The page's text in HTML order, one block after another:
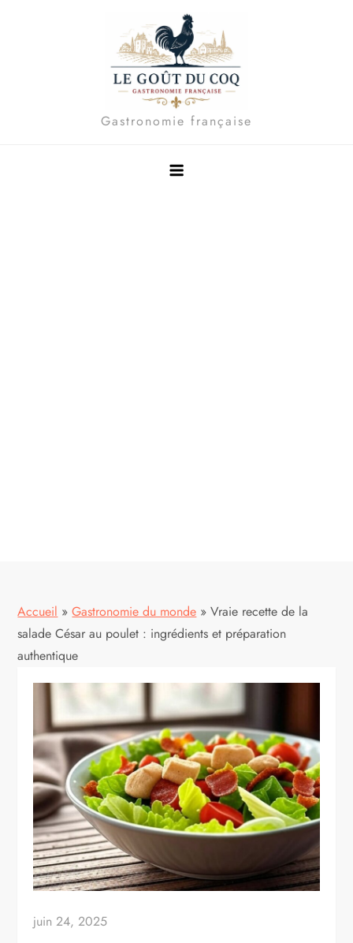
Gastronomie française
Accueil » Gastronomie du monde » Vraie recette de la
salade César au poulet : ingrédients et préparation
authentique
juin 24, 2025